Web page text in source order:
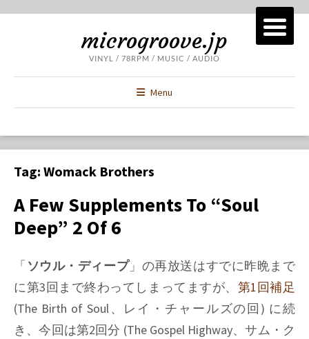
microgroove.jp
VINYL / 78RPM / MUSIC / AUDIO
Menu
Tag: Womack Brothers
A Few Supplements To “Soul
Deep” 2 Of 6
「ソウル・ディープ」の再放送はすでに昨晩まで
に第3回まで終わってしまってますが、 第1回補足
(The Birth of Soul、レイ・チャールズの回) に続
き、今回は第2回分 (The Gospel Highway、サム・ク